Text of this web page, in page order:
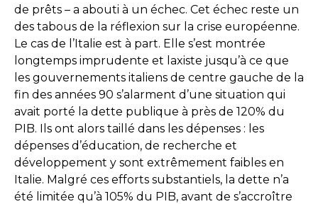
de prêts – a abouti à un échec. Cet échec reste un
des tabous de la réflexion sur la crise européenne.
Le cas de l’Italie est à part. Elle s’est montrée
longtemps imprudente et laxiste jusqu’à ce que
les gouvernements italiens de centre gauche de la
fin des années 90 s’alarment d’une situation qui
avait porté la dette publique à près de 120% du
PIB. Ils ont alors taillé dans les dépenses : les
dépenses d’éducation, de recherche et
développement y sont extrêmement faibles en
Italie. Malgré ces efforts substantiels, la dette n’a
été limitée qu’à 105% du PIB, avant de s’accroître